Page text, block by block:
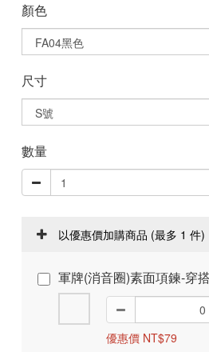
顏色
尺寸
數量
以優惠價加購商品 (最多 1 件)
軍牌(消音圈)素面項鍊-穿
優惠價 NT$79